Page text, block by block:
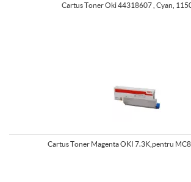
Cartus Toner Oki 44318607 , Cyan,
Cartus Toner Magenta OKI 7.3K,pentru